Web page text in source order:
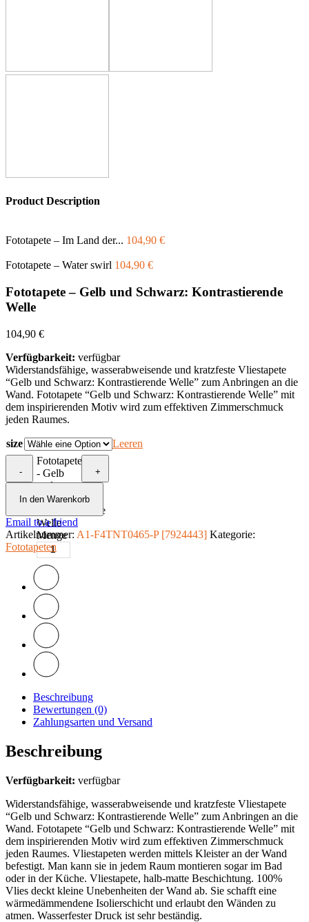
Product Description
Fototapete – Im Land der... 104,90 €
Fototapete – Water swirl 104,90 €
Fototapete – Gelb und Schwarz: Kontrastierende
Welle
104,90 €
Verfügbarkeit: verfügbar
Widerstandsfähige, wasserabweisende und kratzfeste Vliestapete
“Gelb und Schwarz: Kontrastierende Welle” zum Anbringen an die
Wand. Fototapete “Gelb und Schwarz: Kontrastierende Welle” mit
dem inspirierenden Motiv wird zum effektiven Zimmerschmuck
jeden Raumes.
size Leeren
-
Fototapete
- Gelb
und
Schwarz:
Kontrastierende
Welle
Menge
+
In den Warenkorb
Email to a friend
Artikelnummer: A1-F4TNT0465-P [7924443] Kategorie:
Fototapeten
Beschreibung
Bewertungen (0)
Zahlungsarten und Versand
Beschreibung
Verfügbarkeit: verfügbar
Widerstandsfähige, wasserabweisende und kratzfeste Vliestapete
“Gelb und Schwarz: Kontrastierende Welle” zum Anbringen an die
Wand. Fototapete “Gelb und Schwarz: Kontrastierende Welle” mit
dem inspirierenden Motiv wird zum effektiven Zimmerschmuck
jeden Raumes. Vliestapeten werden mittels Kleister an der Wand
befestigt. Man kann sie in jedem Raum montieren sogar im Bad
oder in der Küche. Vliestapete, halb-matte Beschichtung. 100%
Vlies deckt kleine Unebenheiten der Wand ab. Sie schafft eine
wärmedämmendene Isolierschicht und erlaubt den Wänden zu
atmen. Wasserfester Druck ist sehr beständig.